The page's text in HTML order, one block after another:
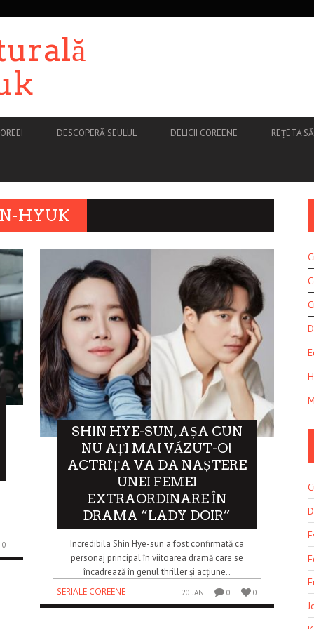
DESCOPERĂ SEULUL DELICII COREENE REȚETA
HYUK
0
SHIN HYE-SUN, AȘA CUN
NU AȚI MAI VĂZUT-O!
ACTRIȚA VA DA NAȘTERE
UNEI FEMEI
EXTRAORDINARE ÎN
DRAMA “LADY DOIR”
Incredibila Shin Hye-sun a fost confirmată ca
personaj principal în viitoarea dramă care se
încadrează în genul thriller și acțiune..
SERIALE COREENE
20 JAN 0 0